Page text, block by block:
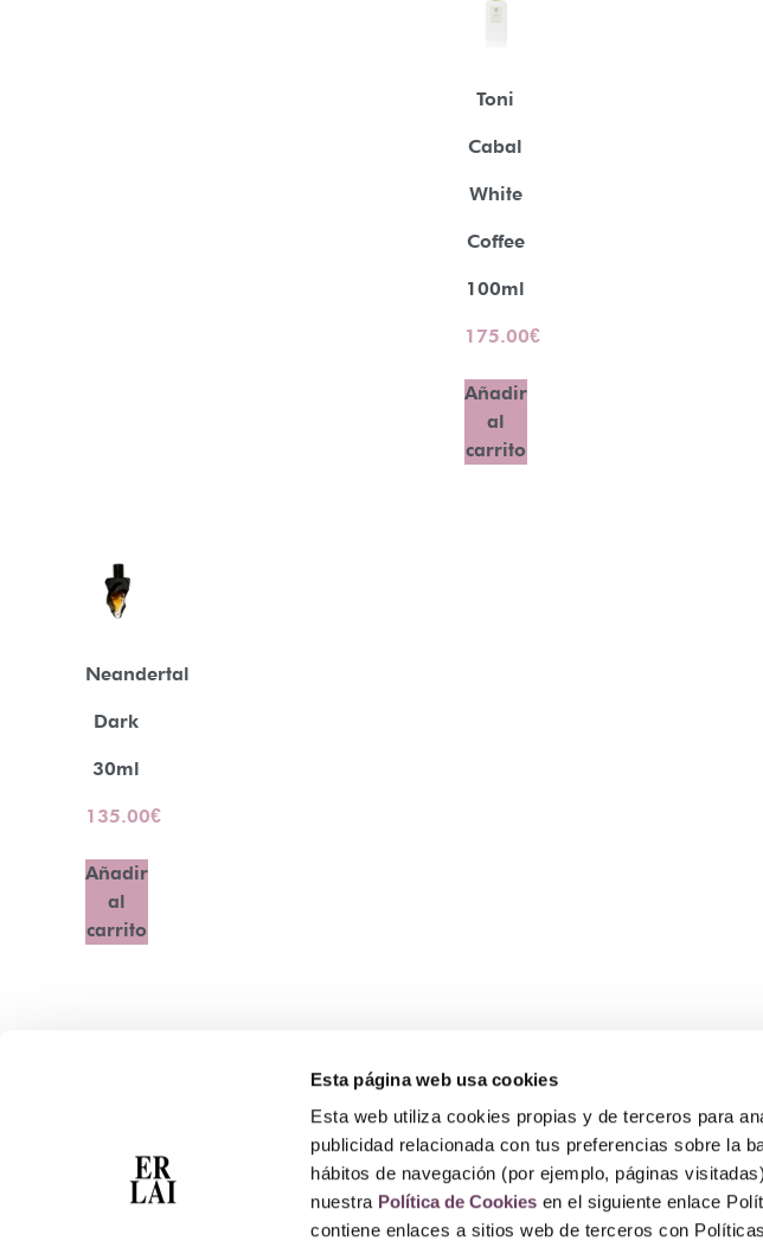
Esta página web usa cookies
Esta web utiliza cookies propias y de terceros para
publicidad relacionada con tus preferencias sobre la
hábitos de navegación (por ejemplo, páginas
nuestra Política de Cookies en el siguiente enlace
contiene enlaces a sitios web de terceros con
Toni
Cabal
White
Coffee
100ml
175.00€
Añadir
al
carrito
Neandertal
Dark
30ml
135.00€
Añadir
al
carrito
Atención Telefónica: 944 435 713
E-mail:perfumeriaerlai@erlai.es
Dirección: Rodríguez Arias nº29 48011 Bilbao.
Nosotros